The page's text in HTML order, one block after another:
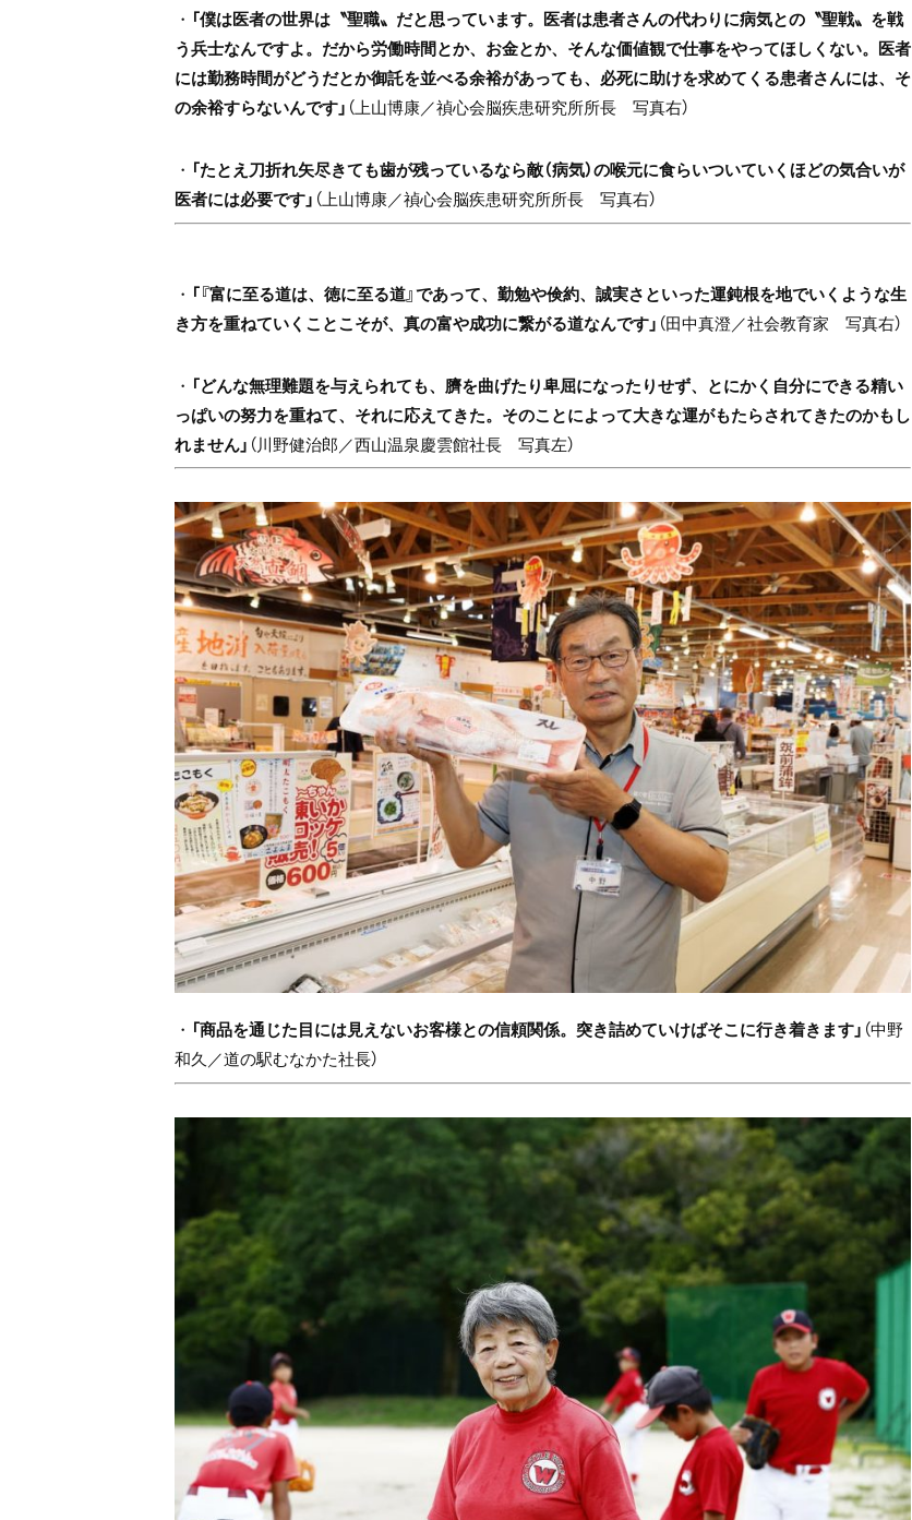
・ 「僕は医者の世界は〝聖職〟だと思っています。医者は患者さんの代わりに病気との〝聖戦〟を戦
う兵士なんですよ。だから労働時間とか、お金とか、そんな価値観で仕事をやってほしくない。医者
には勤務時間がどうだとか御託を並べる余裕があっても、必死に助けを求めてくる患者さんには、そ
の余裕すらないんです」 （上山博康／禎心会脳疾患研究所所長 写真右）
・ 「たとえ刀折れ矢尽きても歯が残っているなら敵（病気）の喉元に食らいついていくほどの気合いが
医者には必要です」 （上山博康／禎心会脳疾患研究所所長 写真右）
・ 「『富に至る道は、徳に至る道』であって、勤勉や倹約、誠実さといった運鈍根を地でいくような生
き方を重ねていくことこそが、真の富や成功に繋がる道なんです」 （田中真澄／社会教育家 写真右）
・ 「どんな無理難題を与えられても、臍を曲げたり卑屈になったりせず、とにかく自分にできる精い
っぱいの努力を重ねて、それに応えてきた。そのことによって大きな運がもたらされてきたのかもし
れません」 （川野健治郎／西山温泉慶雲館社長 写真左）
・ 「商品を通じた目には見えないお客様との信頼関係。突き詰めていけばそこに行き着きます」 （中野
和久／道の駅むなかた社長）